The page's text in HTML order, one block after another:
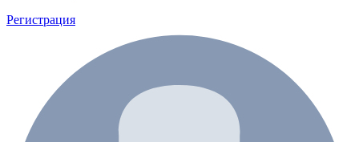
Регистрация